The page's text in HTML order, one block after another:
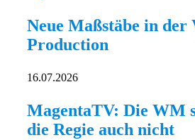
Neue Maßstäbe in der
Production
16.07.2026
MagentaTV: Die WM
die Regie auch nicht